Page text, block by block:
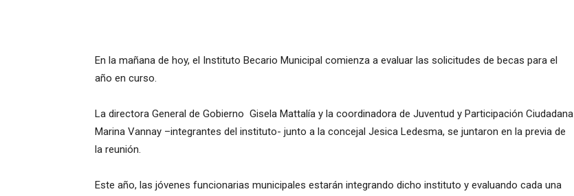
En la mañana de hoy, el Instituto Becario Municipal comienza a evaluar las solicitudes de becas para el
año en curso.
La directora General de Gobierno Gisela Mattalía y la coordinadora de Juventud y Participación Ciudadana
Marina Vannay –integrantes del instituto- junto a la concejal Jesica Ledesma, se juntaron en la previa de
la reunión.
Este año, las jóvenes funcionarias municipales estarán integrando dicho instituto y evaluando cada una